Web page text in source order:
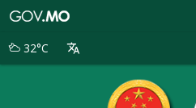
别
32°C